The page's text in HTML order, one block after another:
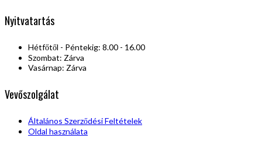
Nyitvatartás
Hétfőtől - Péntekig: 8.00 - 16.00
Szombat: Zárva
Vasárnap: Zárva
Vevőszolgálat
Általános Szerződési Feltételek
Oldal használata